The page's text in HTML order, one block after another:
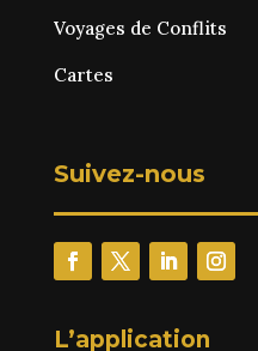
Voyages de Conflits
Cartes
Suivez-nous
L’application